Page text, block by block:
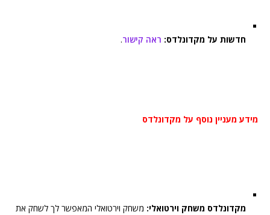
חדשות על מקדונלדס: ראה קישור.
מידע מעניין נוסף על מקדונלדס
מקדונלדס משחק וירטואלי: משחק וירטואלי המאפשר לך לשחק את